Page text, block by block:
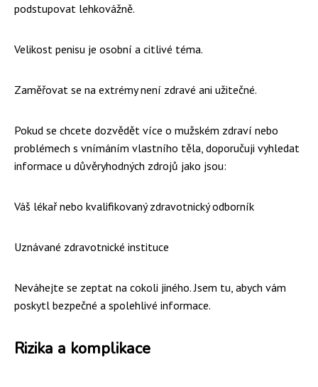
podstupovat lehkovážně.
Velikost penisu je osobní a citlivé téma.
Zaměřovat se na extrémy není zdravé ani užitečné.
Pokud se chcete dozvědět více o mužském zdraví nebo
problémech s vnímáním vlastního těla, doporučuji vyhledat
informace u důvěryhodných zdrojů jako jsou:
Váš lékař nebo kvalifikovaný zdravotnický odborník
Uznávané zdravotnické instituce
Neváhejte se zeptat na cokoli jiného. Jsem tu, abych vám
poskytl bezpečné a spolehlivé informace.
Rizika a komplikace